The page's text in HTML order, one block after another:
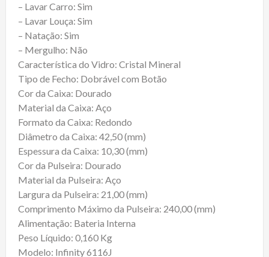
– Lavar Carro: Sim
– Lavar Louça: Sim
– Natação: Sim
– Mergulho: Não
Característica do Vidro: Cristal Mineral
Tipo de Fecho: Dobrável com Botão
Cor da Caixa: Dourado
Material da Caixa: Aço
Formato da Caixa: Redondo
Diâmetro da Caixa: 42,50 (mm)
Espessura da Caixa: 10,30 (mm)
Cor da Pulseira: Dourado
Material da Pulseira: Aço
Largura da Pulseira: 21,00 (mm)
Comprimento Máximo da Pulseira: 240,00 (mm)
Alimentação: Bateria Interna
Peso Líquido: 0,160 Kg
Modelo: Infinity 6116J